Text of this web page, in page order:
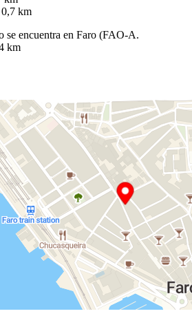
km
se encuentra en Faro (FAO-A.
km